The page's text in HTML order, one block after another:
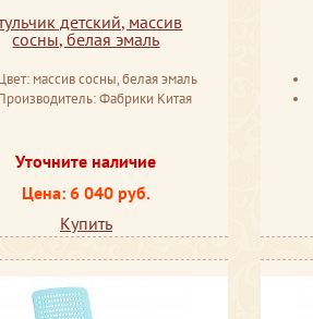
детский, массив
сосны, белая эмаль
массив сосны, белая эмаль
Фабрики Китая
Уточните наличие
Цена: 6 040 руб.
Купить